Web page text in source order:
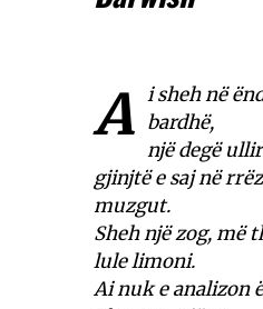
A i sheh në
bardhë,
një degë
gjinjtë e saj në
muzgut.
Sheh një zog, më
lule limoni.
Ai nuk e analizon